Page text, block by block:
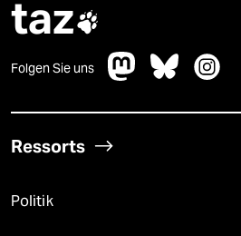
taz
Folgen Sie uns
Ressorts
Politik